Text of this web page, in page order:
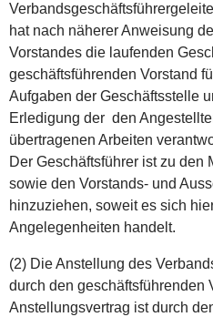
hat nach näherer Anweisung
Vorstandes die laufenden
geschäftsführenden Vorstand
Aufgaben der Geschäftsstelle
Erledigung der den
übertragenen Arbeiten
Der Geschäftsführer ist zu den
sowie den Vorstands- und
hinzuziehen, soweit es sich
Angelegenheiten handelt.
(2) Die Anstellung des
durch den geschäftsführenden
Anstellungsvertrag ist durch